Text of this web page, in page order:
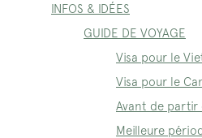
INFOS & IDÉES
GUIDE DE VOYAGE
Visa pour le
Visa pour le
Avant de partir
Meilleure